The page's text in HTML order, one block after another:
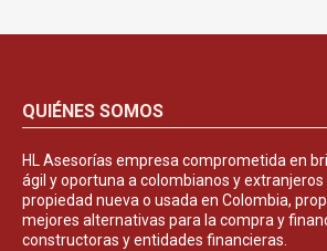
QUIÉNES SOMOS
HL Asesorías empresa comprometida en
ágil y oportuna a colombianos y
propiedad nueva o usada en Colombia,
mejores alternativas para la compra y
constructoras y entidades financieras.